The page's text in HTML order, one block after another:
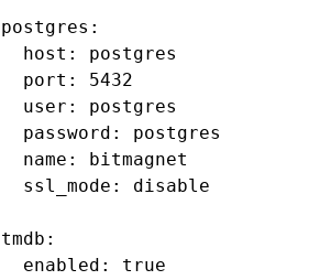
postgres:
  host: postgres
  port: 5432
  user: postgres
  password: postgres
  name: bitmagnet
  ssl_mode: disable
tmdb:
  enabled: true